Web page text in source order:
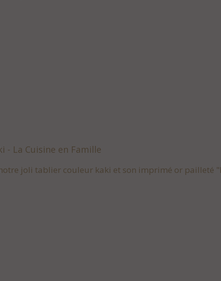
- La Cuisine en Famille
joli tablier couleur kaki et son imprimé or pailleté